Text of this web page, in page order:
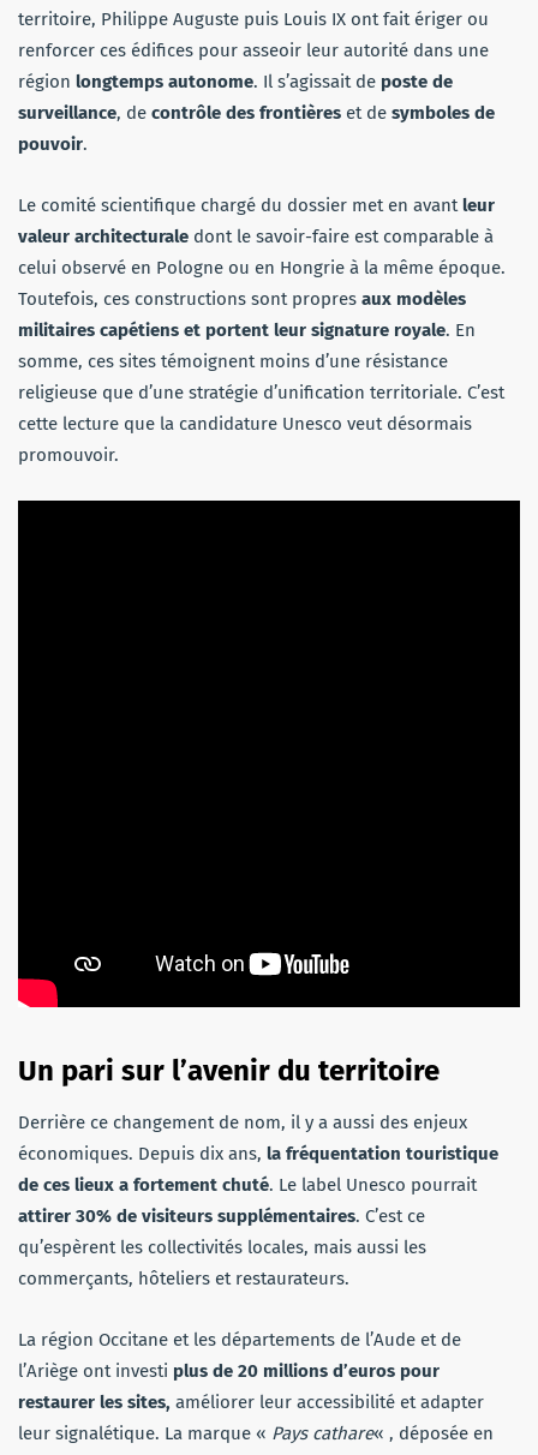
territoire, Philippe Auguste puis Louis IX ont fait ériger ou
renforcer ces édifices pour asseoir leur autorité dans une
région longtemps autonome. Il s’agissait de poste de
surveillance, de contrôle des frontières et de symboles de
pouvoir.
Le comité scientifique chargé du dossier met en avantleur
valeur architecturale dont le savoir-faire est comparable à
celui observé en Pologne ou en Hongrie à la même époque.
Toutefois, ces constructions sont propres aux modèles
militaires capétiens et portent leur signature royale. En
somme, ces sites témoignent moins d’une résistance
religieuse que d’une stratégie d’unification territoriale. C’est
cette lecture que la candidature Unesco veut désormais
promouvoir.
Un pari sur l’avenir du territoire
Derrière ce changement de nom, il y a aussi des enjeux
économiques. Depuis dix ans, la fréquentation touristique
de ces lieux a fortement chuté. Le label Unesco pourrait
attirer 30% de visiteurs supplémentaires. C’est ce
qu’espèrent les collectivités locales, mais aussi les
commerçants, hôteliers et restaurateurs.
La région Occitane et les départements de l’Aude et de
l’Ariège ont investi plus de 20 millions d’euros pour
restaurer les sites, améliorer leur accessibilité et adapter
leur signalétique. La marque « Pays cathare« , déposée en